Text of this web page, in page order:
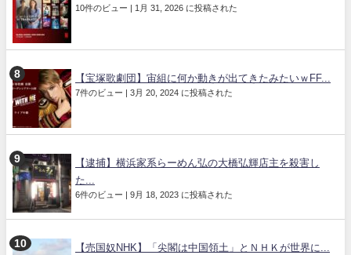
10件のビュー | 1月 31, 2026 に投稿された
【宝塚歌劇団】宙組に何か動きが出てきたみたいｗFF...
7件のビュー | 3月 20, 2024 に投稿された
【逮捕】横浜家系らーめん弘の大橋弘輝店主を殺害し
た...
6件のビュー | 9月 18, 2023 に投稿された
【売国奴NHK】「尖閣は中国領土」とＮＨＫが世界に...